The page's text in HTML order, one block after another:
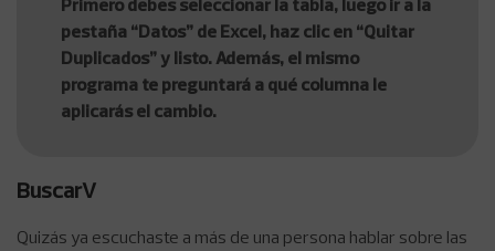
Primero debes seleccionar la tabla, luego ir a la
pestaña “Datos” de Excel, haz clic en “Quitar
Duplicados” y listo. Además, el mismo
programa te preguntará a qué columna le
aplicarás el cambio.
BuscarV
Quizás ya escuchaste a más de una persona hablar sobre las